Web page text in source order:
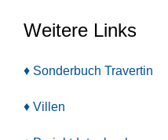
Weitere Links
♦ Sonderbuch Travertin
♦ Villen